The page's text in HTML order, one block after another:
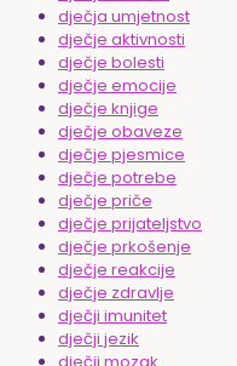
dječja umjetnost
dječje aktivnosti
dječje bolesti
dječje emocije
dječje knjige
dječje obaveze
dječje pjesmice
dječje potrebe
dječje priče
dječje prijateljstvo
dječje prkošenje
dječje reakcije
dječje zdravlje
dječji imunitet
dječji jezik